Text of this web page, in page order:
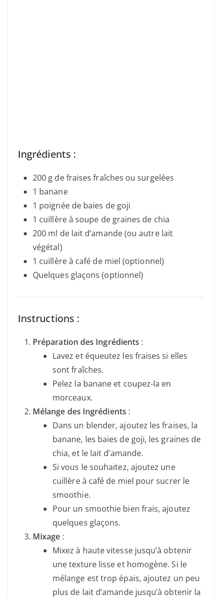
Ingrédients :
200 g de fraises fraîches ou surgelées
1 banane
1 poignée de baies de goji
1 cuillère à soupe de graines de chia
200 ml de lait d’amande (ou autre lait
végétal)
1 cuillère à café de miel (optionnel)
Quelques glaçons (optionnel)
Instructions :
Préparation des Ingrédients :
Lavez et équeutez les fraises si elles
sont fraîches.
Pelez la banane et coupez-la en
morceaux.
Mélange des Ingrédients :
Dans un blender, ajoutez les fraises, la
banane, les baies de goji, les graines de
chia, et le lait d’amande.
Si vous le souhaitez, ajoutez une
cuillère à café de miel pour sucrer le
smoothie.
Pour un smoothie bien frais, ajoutez
quelques glaçons.
Mixage :
Mixez à haute vitesse jusqu’à obtenir
une texture lisse et homogène. Si le
mélange est trop épais, ajoutez un peu
plus de lait d’amande jusqu’à obtenir la